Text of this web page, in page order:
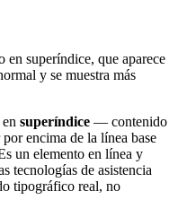
en superíndice, que aparece
y se muestra más
superíndice — contenido
encima de la línea base
un elemento en línea y
tecnologías de asistencia
tipográfico real, no